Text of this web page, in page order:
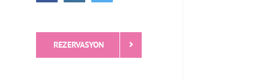
REZERVASYON